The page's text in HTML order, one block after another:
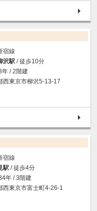
宿線
沢駅 / 徒歩10分
年 / 2階建
西東京市柳沢5-13-17
宿線
駅 / 徒歩4分
年 / 3階建
西東京市富士町4-26-1